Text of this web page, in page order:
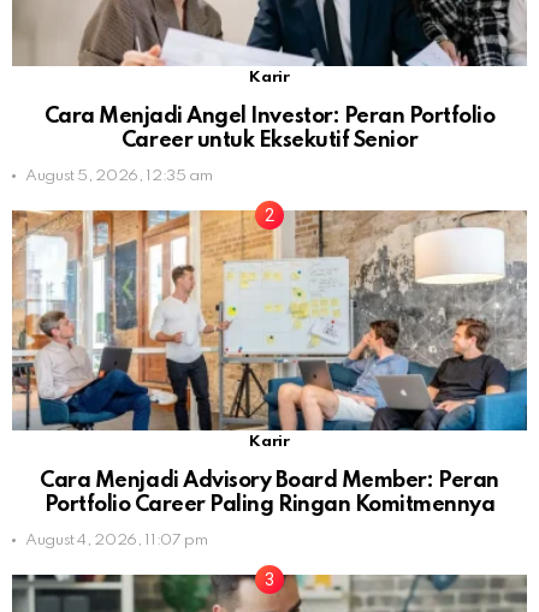
Karir
Cara Menjadi Angel Investor: Peran Portfolio
Career untuk Eksekutif Senior
August 5, 2026, 12:35 am
Karir
Cara Menjadi Advisory Board Member: Peran
Portfolio Career Paling Ringan Komitmennya
August 4, 2026, 11:07 pm